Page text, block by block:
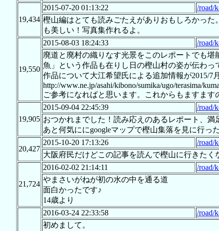
19,434
2015-07-20 01:13:22
/road/
樫山編はとても読みごたえがありおもしろかっ
も美しい！写真集作れるよ。
19,550
2015-08-03 18:24:33
/road/
廃道と廃村の織りなす光景をこのレポートでも
魚」という作品も在りし日の樫山村の姿が伝わ
作品について大江希望氏による追加情報が2015/7
http://www.ne.jp/asahi/kibono/sumika/ugo/terasima/
ご参考になればと思います。これからもますま
19,905
2015-09-04 22:45:39
/road/
おつかれまでした！読み応えのあるレポート、満
あと何気ににgoogleマップで樫山集落を見に行
20,427
2015-10-20 17:13:26
/road/
大阪府民だけどこの記事を読んで樫山に行きたく
21,724
2016-02-02 21:14:11
/road/
やまさいがねが初の水の中を通る道
面白かったです♪
14歳より
2016-03-24 22:33:58
/road/
初めまして。